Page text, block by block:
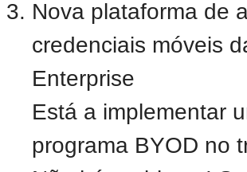
Nova plataforma de
credenciais móveis
Enterprise
Está a implementar
programa BYOD no